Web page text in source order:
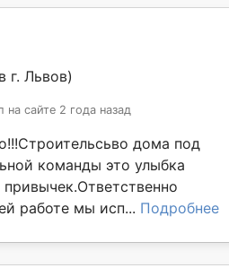
г. Львов)
на сайте 2 года назад
дома под
команды это улыбка
работе мы исп... Подробнее